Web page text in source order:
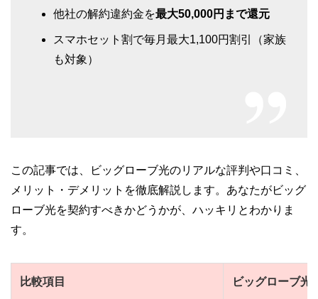
他社の解約違約金を最大50,000円まで還元
スマホセット割で毎月最大1,100円割引（家族
も対象）
この記事では、ビッグローブ光のリアルな評判や口コミ、
メリット・デメリットを徹底解説します。あなたがビッグ
ローブ光を契約すべきかどうかが、ハッキリとわかりま
す。
比較項目 ビッグローブ光